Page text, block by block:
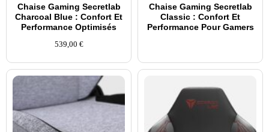
Chaise Gaming Secretlab
Charcoal Blue : Confort Et
Performance Optimisés
539,00 €
Chaise Gaming Secretlab
Classic : Confort Et
Performance Pour Gamers